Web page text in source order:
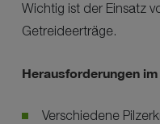
Wichtig ist der Einsatz
Getreideerträge.
Herausforderungen
Verschiedene